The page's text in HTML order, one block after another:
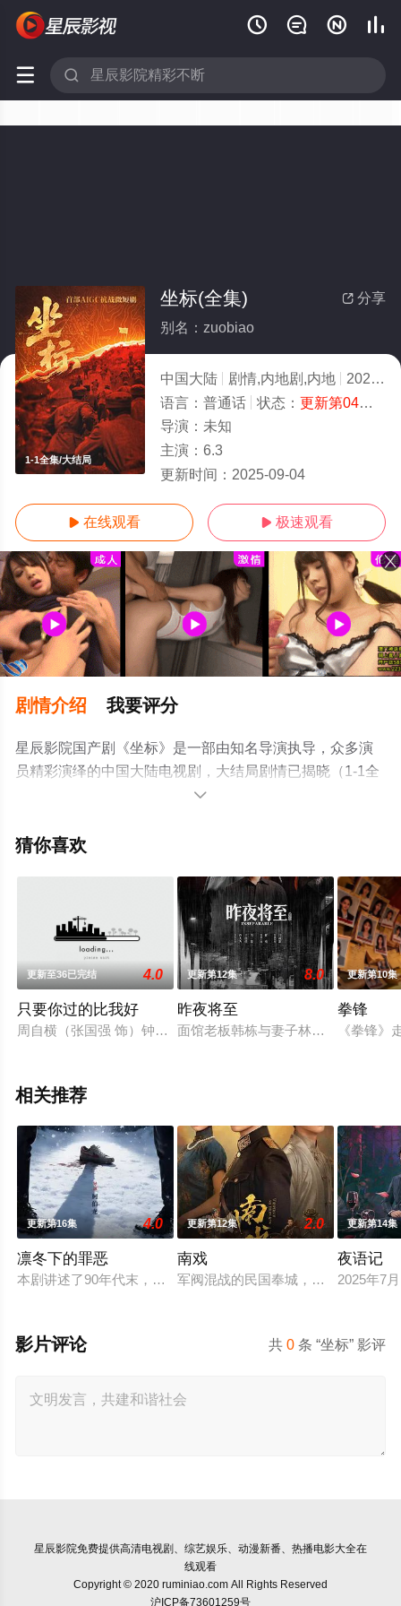
   
 
1-1全集/大结局
 分享
坐标(全集)
别名：zuobiao
中国大陆 剧情,内地剧,内地 2025
语言： 普通话 状态： 更新第04集
导演： 未知
主演： 6.3
更新时间： 2025-09-04
 在线观看  极速观看
剧情介绍 我要评分
星辰影院国产剧《坐标》是一部由知名导演执导，众多演
员精彩演绎的中国大陆电视剧，大结局剧情已揭晓（1-1全
集），手机免费观看高清无删减完整版电视剧全集就上星
步至豆瓣电视剧、电视猫或剧情网等平台了解。

猜你喜欢
更新至36已完结 4.0
只要你过的比我好
周自横（张国强 饰）钟情于剧团演员杨白（温峥蓉 饰），慑于
更新第12集 8.0
昨夜将至
面馆老板韩栋与妻子林美月平静生活
更新第10集
拳锋
《拳锋
相关推荐
更新第16集 4.0
凛冬下的罪恶
本剧讲述了90年代末，怒河市刑侦支队在无普及监控、无DNA
更新第12集 2.0
南戏
军阀混战的民国奉城，玉佛头离奇失
更新第14集
夜语记
2025年7
共0 条 “坐标” 影评
影片评论
星辰影院免费提供高清电视剧、综艺娱乐、动漫新番、热播电影大全在
线观看
Copyright © 2020 ruminiao.com All Rights Reserved
沪ICP备73601259号